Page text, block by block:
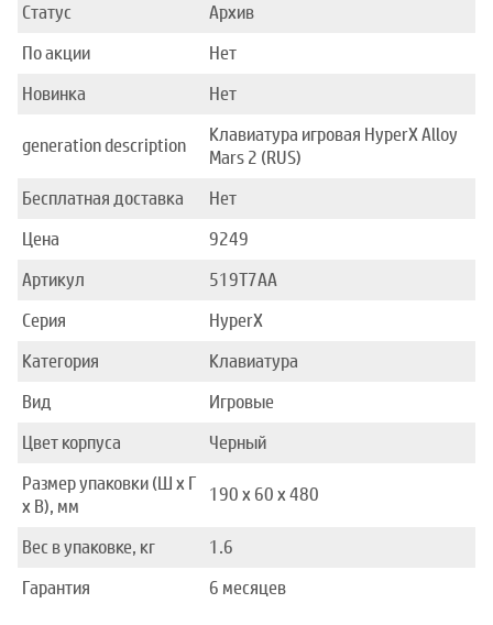
Статус
Архив
По акции
Нет
Новинка
Нет
generation description
Клавиатура игровая HyperX Alloy
Mars 2 (RUS)
Бесплатная доставка
Нет
Цена
9249
Артикул
519T7AA
Серия
HyperX
Категория
Клавиатура
Вид
Игровые
Цвет корпуса
Черный
Размер упаковки (Ш x Г
x В), мм
190 х 60 х 480
Вес в упаковке, кг
1.6
Гарантия
6 месяцев